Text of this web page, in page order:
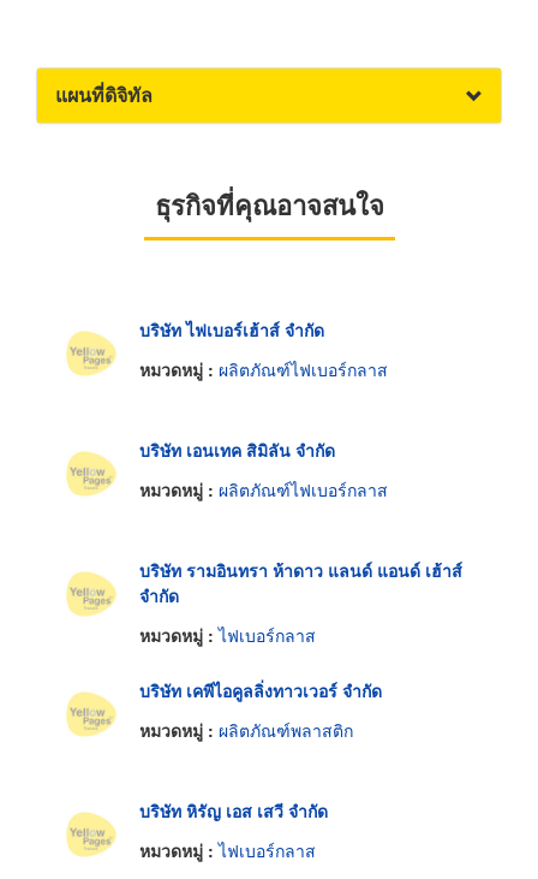
แผนที่ดิจิทัล
ธุรกิจที่คุณอาจสนใจ
บริษัท ไฟเบอร์เฮ้าส์ จำกัด
หมวดหมู่ : ผลิตภัณฑ์ไฟเบอร์กลาส
บริษัท เอนเทค สิมิลัน จำกัด
หมวดหมู่ : ผลิตภัณฑ์ไฟเบอร์กลาส
บริษัท รามอินทรา ห้าดาว แลนด์ แอนด์ เฮ้าส์
จำกัด
หมวดหมู่ :ไฟเบอร์กลาส
บริษัท เคพีไอคูลลิ่งทาวเวอร์ จำกัด
หมวดหมู่ : ผลิตภัณฑ์พลาสติก
บริษัท หิรัญ เอส เสวี จำกัด
หมวดหมู่ :ไฟเบอร์กลาส